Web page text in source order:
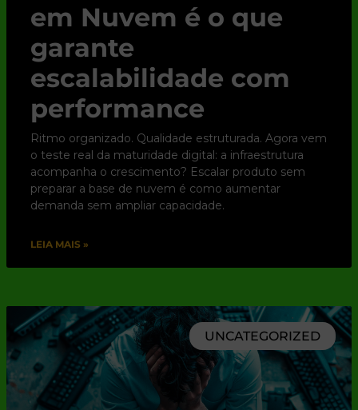
em Nuvem é o que
garante
escalabilidade com
performance
Ritmo organizado. Qualidade estruturada. Agora vem
o teste real da maturidade digital: a infraestrutura
acompanha o crescimento? Escalar produto sem
preparar a base de nuvem é como aumentar
demanda sem ampliar capacidade.
LEIA MAIS »
UNCATEGORIZED